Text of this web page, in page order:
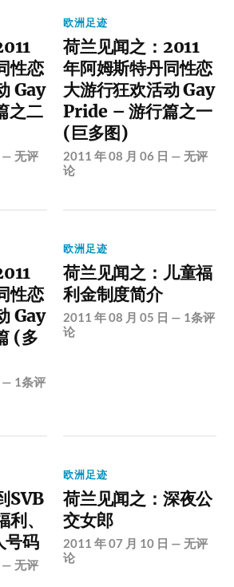
性恋
Gay
之二
—无评
欧洲足迹
荷兰见闻之：2011
年阿姆斯特丹同性恋
大游行狂欢活动 Gay
Pride – 游行篇之一
(巨多图)
2011 年 08 月 06 日 —无评
论
性恋
Gay
(多
— 1条评
欧洲足迹
荷兰见闻之：儿童福
利金制度简介
2011 年 08 月 05 日 — 1条评
论
SVB
、
码
—无评
欧洲足迹
荷兰见闻之：深夜公
交女郎
2011 年 07 月 10 日 —无评
论